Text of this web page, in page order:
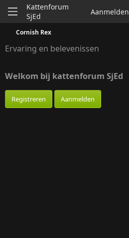
Kattenforum
SjEd
Aanmelden
Cornish Rex
Ervaring en belevenissen
Welkom bij kattenforum SjEd
Registreren Aanmelden